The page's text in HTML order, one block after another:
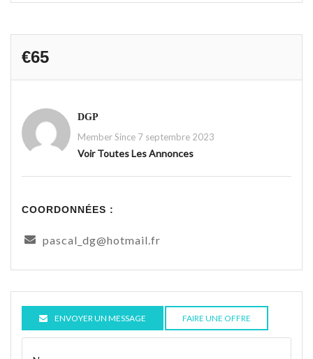
€65
DGP
Member Since 7 septembre 2023
Voir Toutes Les Annonces
COORDONNÉES :
pascal_dg@hotmail.fr
ENVOYER UN MESSAGE FAIRE UNE OFFRE